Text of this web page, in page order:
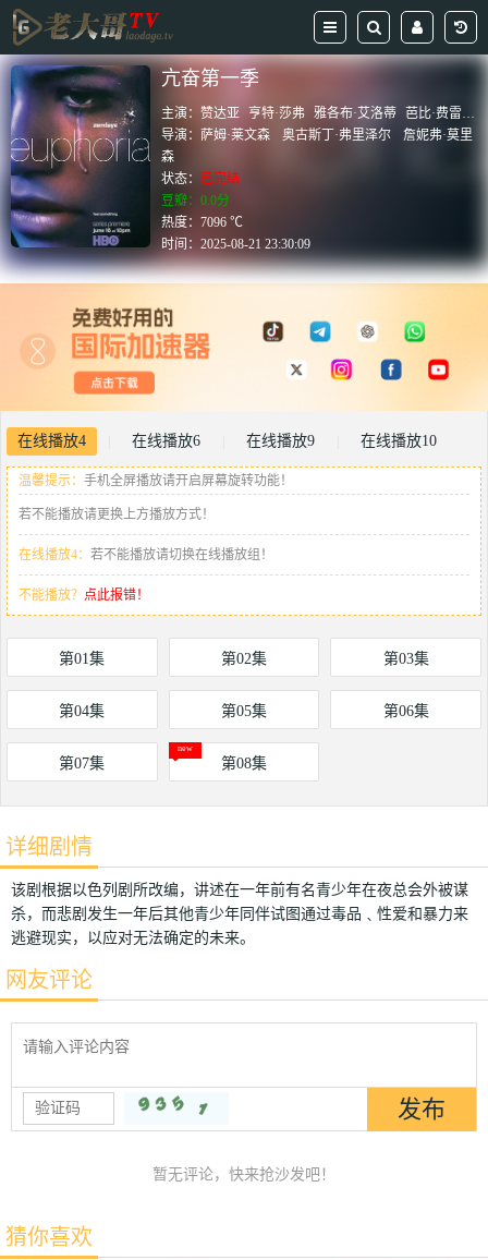
亢奋第一季
主演：赞达亚 亨特·莎弗 雅各布·艾洛蒂 芭比·费雷拉
导演： 萨姆·莱文森 奥古斯丁·弗里泽尔
詹妮弗·莫里
森
状态： 已完结
豆瓣：0.0分
热度：7096 ℃
时间：2025-08-21 23:30:09
在线播放4 在线播放6 在线播放9 在线播放10
温馨提示： 手机全屏播放请开启屏幕旋转功能！
若不能播放请更换上方播放方式！
在线播放4： 若不能播放请切换在线播放组！
不能播放？ 点此报错！
第01集 第02集 第03集
第04集 第05集 第06集
第07集 第08集
详细剧情
该剧根据以色列剧所改编，讲述在一年前有名青少年在夜总会外被谋
杀，而悲剧发生一年后其他青少年同伴试图通过毒品﹑性爱和暴力来
逃避现实，以应对无法确定的未来。
网友评论
暂无评论，快来抢沙发吧！
猜你喜欢